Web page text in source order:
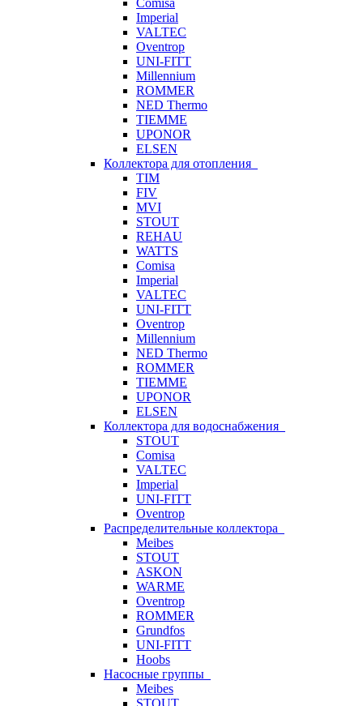
Comisa
Imperial
VALTEC
Oventrop
UNI-FITT
Millennium
ROMMER
NED Thermo
TIEMME
UPONOR
ELSEN
Коллектора для отопления
TIM
FIV
MVI
STOUT
REHAU
WATTS
Comisa
Imperial
VALTEC
UNI-FITT
Oventrop
Millennium
NED Thermo
ROMMER
TIEMME
UPONOR
ELSEN
Коллектора для водоснабжения
STOUT
Comisa
VALTEC
Imperial
UNI-FITT
Oventrop
Распределительные коллектора
Meibes
STOUT
ASKON
WARME
Oventrop
ROMMER
Grundfos
UNI-FITT
Hoobs
Насосные группы
Meibes
STOUT